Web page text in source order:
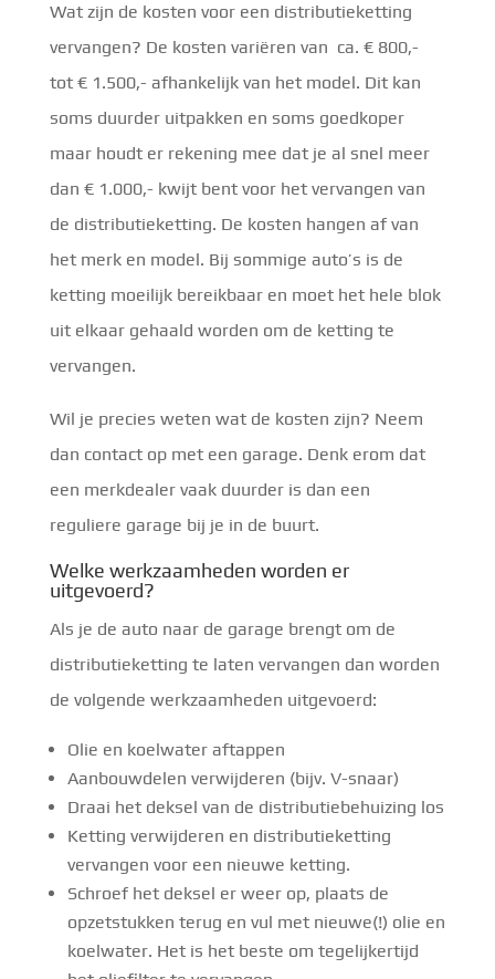
Wat zijn de kosten voor een distributieketting
vervangen? De kosten variëren van ca. € 800,-
tot € 1.500,- afhankelijk van het model. Dit kan
soms duurder uitpakken en soms goedkoper
maar houdt er rekening mee dat je al snel meer
dan € 1.000,- kwijt bent voor het vervangen van
de distributieketting. De kosten hangen af van
het merk en model. Bij sommige auto’s is de
ketting moeilijk bereikbaar en moet het hele blok
uit elkaar gehaald worden om de ketting te
vervangen.
Wil je precies weten wat de kosten zijn? Neem
dan contact op met een garage. Denk erom dat
een merkdealer vaak duurder is dan een
reguliere garage bij je in de buurt.
Welke werkzaamheden worden er
uitgevoerd?
Als je de auto naar de garage brengt om de
distributieketting te laten vervangen dan worden
de volgende werkzaamheden uitgevoerd:
Olie en koelwater aftappen
Aanbouwdelen verwijderen (bijv. V-snaar)
Draai het deksel van de distributiebehuizing los
Ketting verwijderen en distributieketting
vervangen voor een nieuwe ketting.
Schroef het deksel er weer op, plaats de
opzetstukken terug en vul met nieuwe(!) olie en
koelwater. Het is het beste om tegelijkertijd